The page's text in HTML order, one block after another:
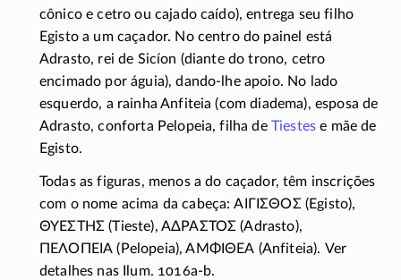
cônico e cetro ou cajado caído), entrega seu filho
Egisto a um caçador. No centro do painel está
Adrasto, rei de Sicíon (diante do trono, cetro
encimado por águia),dando-lheapoio. No lado
esquerdo, a rainha Anfiteia (com diadema), esposa de
Adrasto, conforta Pelopeia, filha de Tiestes e mãe de
Egisto.
Todas as figuras, menos a do caçador, têm inscrições
com o nome acima da cabeça:ΑΙΓΙΣΘΟΣ (Egisto),
ΘΥΕΣΤΗΣ (Tieste), ΑΔΡΑΣΤΟΣ (Adrasto),
ΠΕΛΟΠΕΙΑ (Pelopeia),ΑΜΦΙΘΕΑ (Anfiteia). Ver
detalhes nas Ilum. 1016a-b.